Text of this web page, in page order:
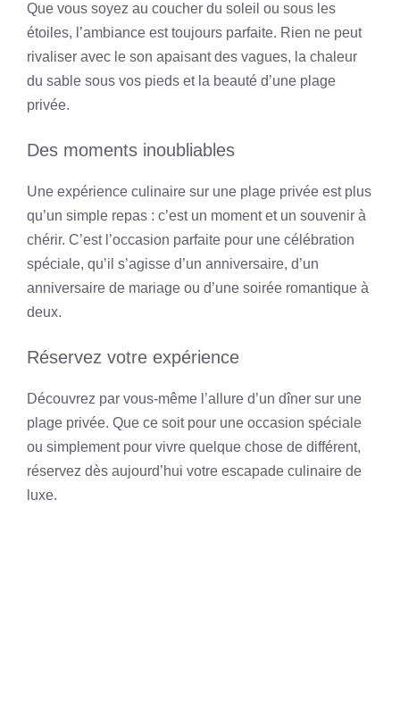
Que vous soyez au coucher du soleil ou sous les
étoiles, l’ambiance est toujours parfaite. Rien ne peut
rivaliser avec le son apaisant des vagues, la chaleur
du sable sous vos pieds et la beauté d’une plage
privée.
Des moments inoubliables
Une expérience culinaire sur une plage privée est plus
qu’un simple repas : c’est un moment et un souvenir à
chérir. C’est l’occasion parfaite pour une célébration
spéciale, qu’il s’agisse d’un anniversaire, d’un
anniversaire de mariage ou d’une soirée romantique à
deux.
Réservez votre expérience
Découvrez par vous-même l’allure d’un dîner sur une
plage privée. Que ce soit pour une occasion spéciale
ou simplement pour vivre quelque chose de différent,
réservez dès aujourd’hui votre escapade culinaire de
luxe.